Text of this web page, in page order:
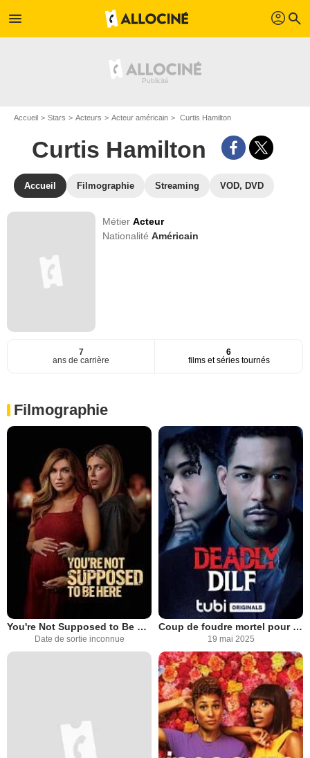
menu profil search
Accueil Stars Acteurs Acteur américain Curtis Hamilton
Curtis Hamilton
Accueil Filmographie Streaming VOD, DVD
MétierActeur
NationalitéAméricain
7
ans de carrière
6
films et séries tournés
Filmographie
You're Not Supposed to Be Here
Date de sortie inconnue
Coup de foudre mortel pour mon voisin
19 mai 2025